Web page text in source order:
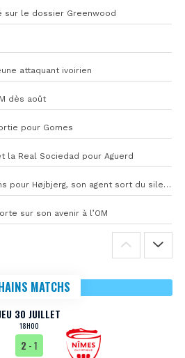
sur le dossier Greenwood
attaquant ivoirien
dès août
pour Gomes
la Real Sociedad pour Aguerd
Newcastle avance ses pions pour Højbjerg, son agent sort du silence
sur son avenir à l’OM
MATCHS
30 JUILLET
18H00
2 - 1